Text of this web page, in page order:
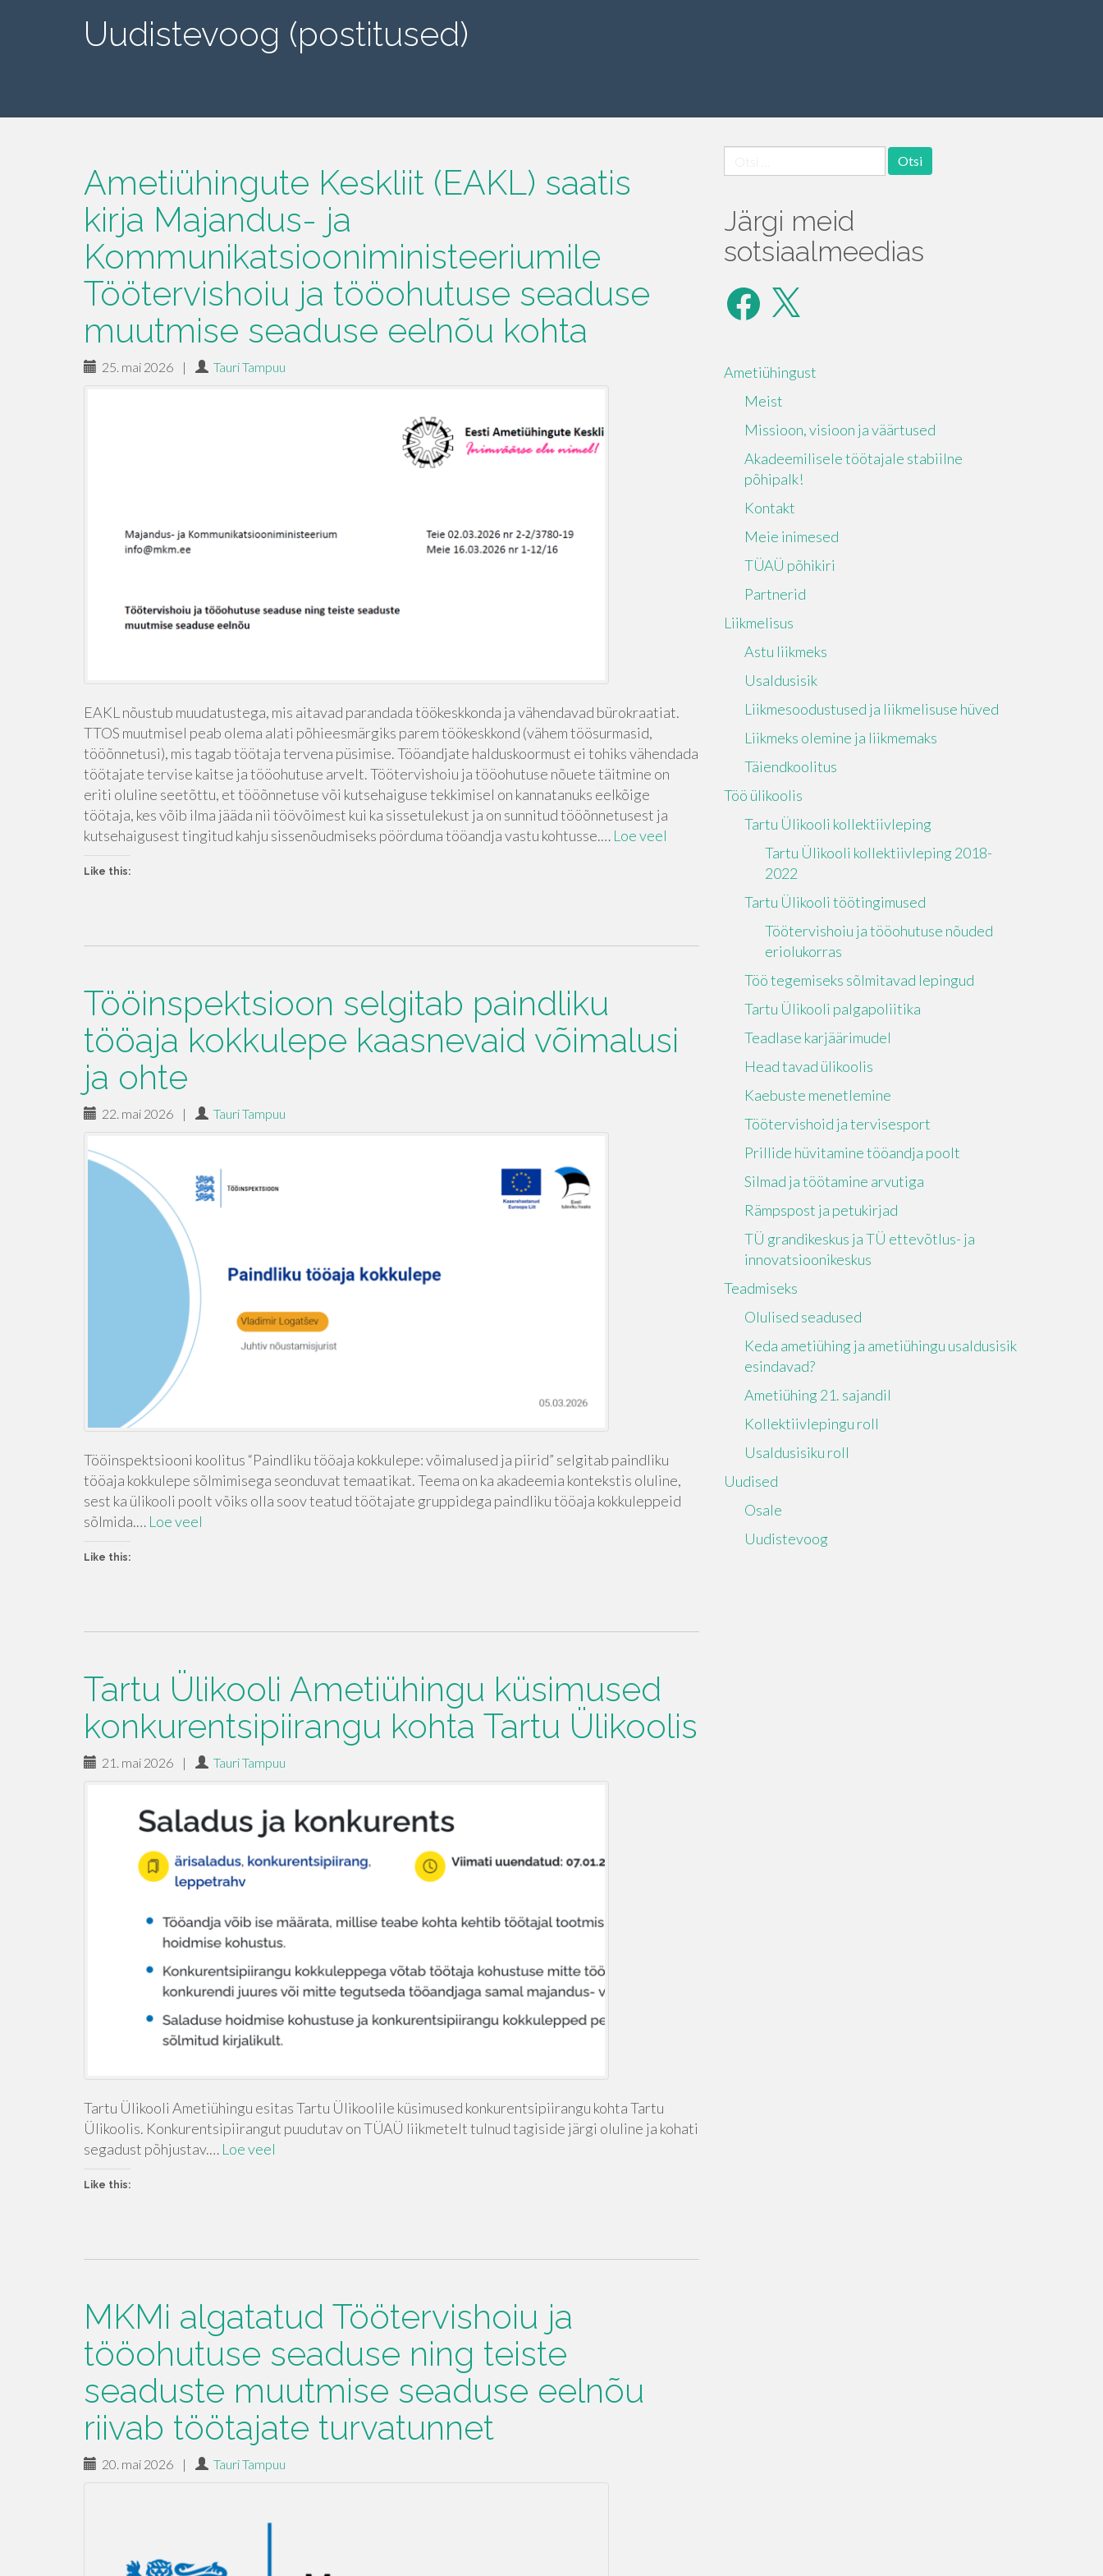
Uudistevoog (postitused)
Ametiühingute Keskliit (EAKL) saatis
kirja Majandus- ja
Kommunikatsiooniministeeriumile
Töötervishoiu ja tööohutuse seaduse
muutmise seaduse eelnõu kohta
25. mai 2026 | Tauri Tampuu
EAKL nõustub muudatustega, mis aitavad parandada töökeskkonda ja vähendavad bürokraatiat.
TTOS muutmisel peab olema alati põhieesmärgiks parem töökeskkond (vähem töösurmasid,
tööõnnetusi), mis tagab töötaja tervena püsimise. Tööandjate halduskoormust ei tohiks vähendada
töötajate tervise kaitse ja tööohutuse arvelt. Töötervishoiu ja tööohutuse nõuete täitmine on
eriti oluline seetõttu, et tööõnnetuse või kutsehaiguse tekkimisel on kannatanuks eelkõige
töötaja, kes võib ilma jääda nii töövõimest kui ka sissetulekust ja on sunnitud tööõnnetusest ja
kutsehaigusest tingitud kahju sissenõudmiseks pöörduma tööandja vastu kohtusse.… Loe veel
Like this:
Tööinspektsioon selgitab paindliku
tööaja kokkulepe kaasnevaid võimalusi
ja ohte
22. mai 2026 | Tauri Tampuu
Tööinspektsiooni koolitus “Paindliku tööaja kokkulepe: võimalused ja piirid” selgitab paindliku
tööaja kokkulepe sõlmimisega seonduvat temaatikat. Teema on ka akadeemia kontekstis oluline,
sest ka ülikooli poolt võiks olla soov teatud töötajate gruppidega paindliku tööaja kokkuleppeid
sõlmida.… Loe veel
Like this:
Tartu Ülikooli Ametiühingu küsimused
konkurentsipiirangu kohta Tartu Ülikoolis
21. mai 2026 | Tauri Tampuu
Tartu Ülikooli Ametiühingu esitas Tartu Ülikoolile küsimused konkurentsipiirangu kohta Tartu
Ülikoolis. Konkurentsipiirangut puudutav on TÜAÜ liikmetelt tulnud tagiside järgi oluline ja kohati
segadust põhjustav.… Loe veel
Like this:
MKMi algatatud Töötervishoiu ja
tööohutuse seaduse ning teiste
seaduste muutmise seaduse eelnõu
riivab töötajate turvatunnet
20. mai 2026 | Tauri Tampuu
Järgi meid
sotsiaalmeedias
Facebook
X
Ametiühingust
Meist
Missioon, visioon ja väärtused
Akadeemilisele töötajale stabiilne
põhipalk!
Kontakt
Meie inimesed
TÜAÜ põhikiri
Partnerid
Liikmelisus
Astu liikmeks
Usaldusisik
Liikmesoodustused ja liikmelisuse hüved
Liikmeks olemine ja liikmemaks
Täiendkoolitus
Töö ülikoolis
Tartu Ülikooli kollektiivleping
Tartu Ülikooli kollektiivleping 2018-
2022
Tartu Ülikooli töötingimused
Töötervishoiu ja tööohutuse nõuded
eriolukorras
Töö tegemiseks sõlmitavad lepingud
Tartu Ülikooli palgapoliitika
Teadlase karjäärimudel
Head tavad ülikoolis
Kaebuste menetlemine
Töötervishoid ja tervisesport
Prillide hüvitamine tööandja poolt
Silmad ja töötamine arvutiga
Rämpspost ja petukirjad
TÜ grandikeskus ja TÜ ettevõtlus- ja
innovatsioonikeskus
Teadmiseks
Olulised seadused
Keda ametiühing ja ametiühingu usaldusisik
esindavad?
Ametiühing 21. sajandil
Kollektiivlepingu roll
Usaldusisiku roll
Uudised
Osale
Uudistevoog